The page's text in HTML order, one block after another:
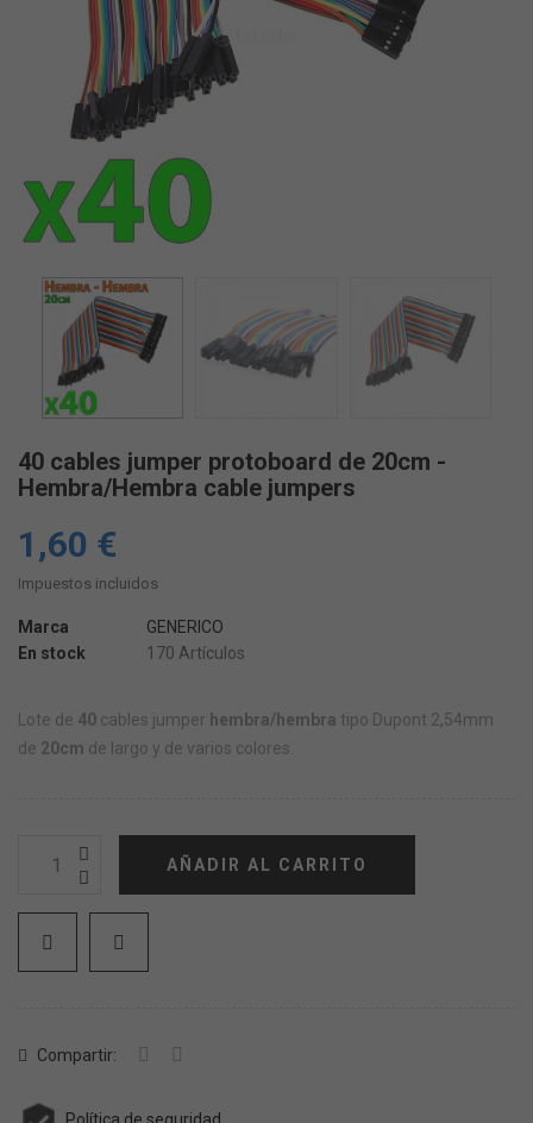
40 cables jumper protoboard de 20cm -
Hembra/Hembra cable jumpers
1,60 €
Impuestos incluidos
Marca
GENERICO
En stock
170 Artículos
Lote de 40 cables jumper hembra/hembra tipo Dupont 2,54mm
de 20cm de largo y de varios colores.
AÑADIR AL CARRITO
Compartir: